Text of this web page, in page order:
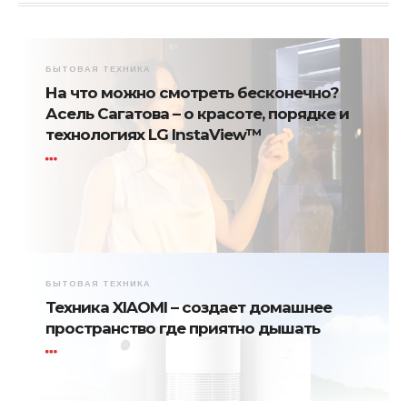
БЫТОВАЯ ТЕХНИКА
На что можно смотреть бесконечно?
Асель Сагатова – о красоте, порядке и
технологиях LG InstaView™
БЫТОВАЯ ТЕХНИКА
Техника XIAOMI – создает домашнее
пространство где приятно дышать